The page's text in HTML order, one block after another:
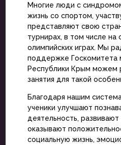
Многие люди с
жизнь со спортом,
представляют свою
турнирах, в том числе на
олимпийских играх. Мы
поддержке Госкомитета
Республики Крым можем
занятия для такой
Благодаря нашим
ученики улучшают
деятельность, развивают
оказывают
социальную жизнь,